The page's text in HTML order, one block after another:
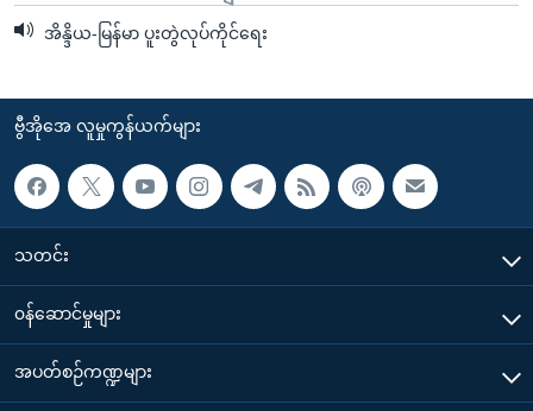
အိန္ဒိယ-မြန်မာ ပူးတွဲလုပ်ကိုင်ရေး
ဗွီအိုအေ လူမှုကွန်ယက်များ
သတင်း
၀န်ဆောင်မှုများ
အပတ်စဉ်ကဏ္ဍများ